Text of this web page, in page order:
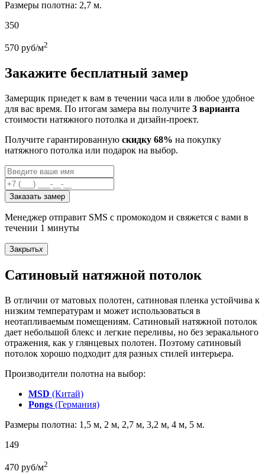
Размеры полотна: 2,7 м.
350
570 руб/м2
Закажите бесплатный замер
Замерщик приедет к вам в течении часа или в любое удобное
для вас время. По итогам замера вы получите 3 варианта
стоимости натяжного потолка и дизайн-проект.
Получите гарантированную скидку 68% на покупку
натяжного потолка или подарок на выбор.
Заказать замер
Менеджер отправит SMS с промокодом и свяжется с вами в
течении 1 минуты
Закрытьx
Сатиновый натяжной потолок
В отличии от матовых полотен, сатиновая пленка устойчива к
низким температурам и может использоваться в
неотапливаемым помещениям. Сатиновый натяжной потолок
дает небольшой блекс и легкие переливы, но без зеракального
отражения, как у глянцевых полотен. Поэтому сатиновый
потолок хорошо подходит для разных стилей интерьера.
Производители полотна на выбор:
MSD (Китай)
Pongs (Германия)
Размеры полотна: 1,5 м, 2 м, 2,7 м, 3,2 м, 4 м, 5 м.
149
470 руб/м2